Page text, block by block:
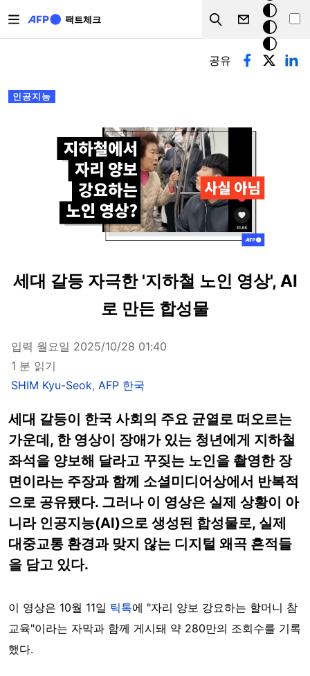
팩트체크
Search
크
모
드
기본탭
인공지능
공유
세대 갈등 자극한 '지하철 노인 영상', AI
로 만든 합성물
입력 월요일 2025/10/28 01:40
1 분 읽기
SHIM Kyu-Seok, AFP 한국
세대 갈등이 한국 사회의 주요 균열로 떠오르는
가운데, 한 영상이 장애가 있는 청년에게 지하철
좌석을 양보해 달라고 꾸짖는 노인을 촬영한 장
면이라는 주장과 함께 소셜미디어상에서 반복적
으로 공유됐다. 그러나 이 영상은 실제 상황이 아
니라 인공지능(AI)으로 생성된 합성물로, 실제
대중교통 환경과 맞지 않는 디지털 왜곡 흔적들
을 담고 있다.
이 영상은 10월 11일 틱톡에 "자리 양보 강요하는 할머니 참
교육"이라는 자막과 함께 게시돼 약 280만의 조회수를 기록
했다.